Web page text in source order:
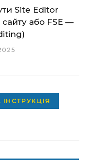
Site Editor
або FSE —